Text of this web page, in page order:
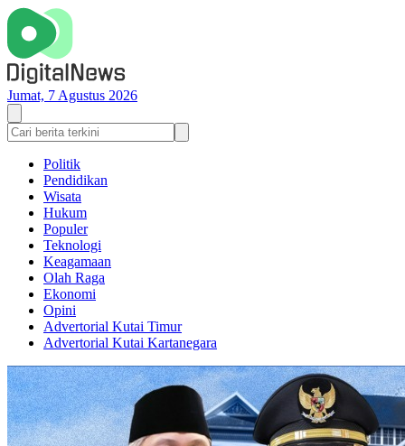
Jumat, 7 Agustus 2026
Politik
Pendidikan
Wisata
Hukum
Populer
Teknologi
Keagamaan
Olah Raga
Ekonomi
Opini
Advertorial Kutai Timur
Advertorial Kutai Kartanegara